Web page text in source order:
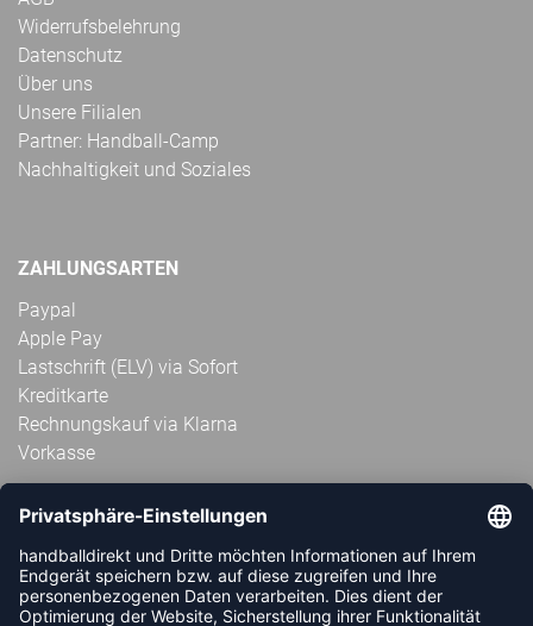
Widerrufsbelehrung
Datenschutz
Über uns
Unsere Filialen
Partner: Handball-Camp
Nachhaltigkeit und Soziales
ZAHLUNGSARTEN
Paypal
Apple Pay
Lastschrift (ELV) via Sofort
Kreditkarte
Rechnungskauf via Klarna
Vorkasse
ABONNIERE JETZT DEN KOSTENLOSEN
HANDBALLDIREKT-NEWSLETTER UND VERPASSE KEINE
NEUIGKEIT ODER AKTION MEHR.